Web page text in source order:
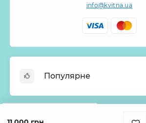
info@kvitna.ua
Популярне
Онлайн-Вітрина